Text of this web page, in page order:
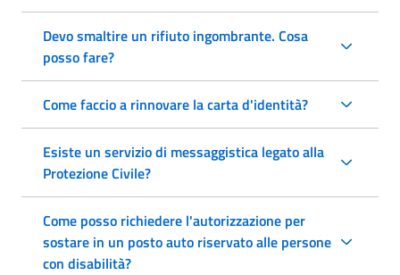
Devo smaltire un rifiuto ingombrante. Cosa
posso fare?
Come faccio a rinnovare la carta d'identità?
Esiste un servizio di messaggistica legato alla
Protezione Civile?
Come posso richiedere l'autorizzazione per
sostare in un posto auto riservato alle persone
con disabilità?